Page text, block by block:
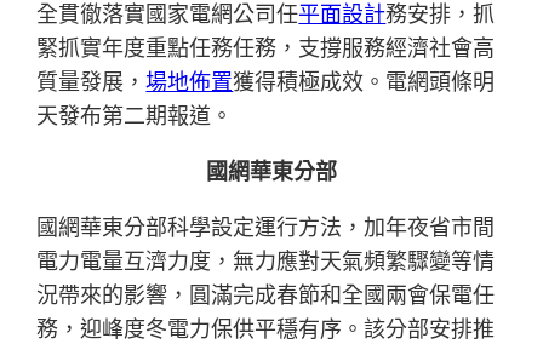
全貫徹落實國家電網公司任平面設計務安排，抓
緊抓實年度重點任務任務，支撐服務經濟社會高
質量發展，場地佈置獲得積極成效。電網頭條明
天發布第二期報道。
國網華東分部
國網華東分部科學設定運行方法，加年夜省市間
電力電量互濟力度，無力應對天氣頻繁驟變等情
況帶來的影響，圓滿完成春節和全國兩會保電任
務，迎峰度冬電力保供平穩有序。該分部安排推